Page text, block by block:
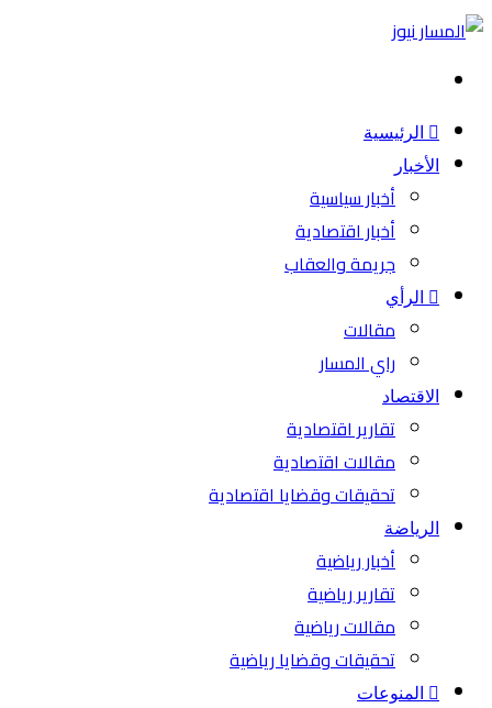
الرئيسية
الأخبار
أخبار سياسية
أخبار اقتصادية
جريمة والعقاب
الرأي
مقالات
راي المسار
الاقتصاد
تقارير اقتصادية
مقالات اقتصادية
تحقيقات وقضايا اقتصادية
الرياضة
أخبار رياضية
تقارير رياضية
مقالات رياضية
تحقيقات وقضايا رياضية
المنوعات